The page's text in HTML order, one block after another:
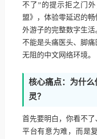
不了”的提示拒之门
盟》，体验零延迟的
外游子的完整数字生
不能是头痛医头、脚
无阻的中文网络环境。
核心痛点：为什
灵？
首先要明白，你看不
平台有意为难，而是